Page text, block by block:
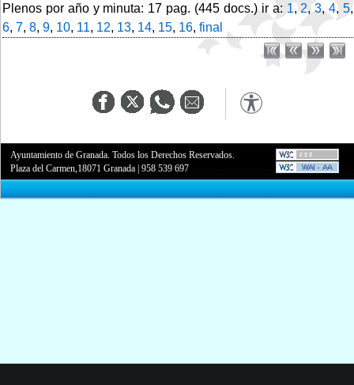
Plenos por año y minuta: 17 pag. (445 docs.) ir a: 1,2,3,4,5,
6, 7, 8, 9, 10, 11, 12, 13, 14, 15, 16, final
Ayuntamiento de Granada. Todos los Derechos Reservados.
Plaza del Carmen,18071 Granada |958 539 697